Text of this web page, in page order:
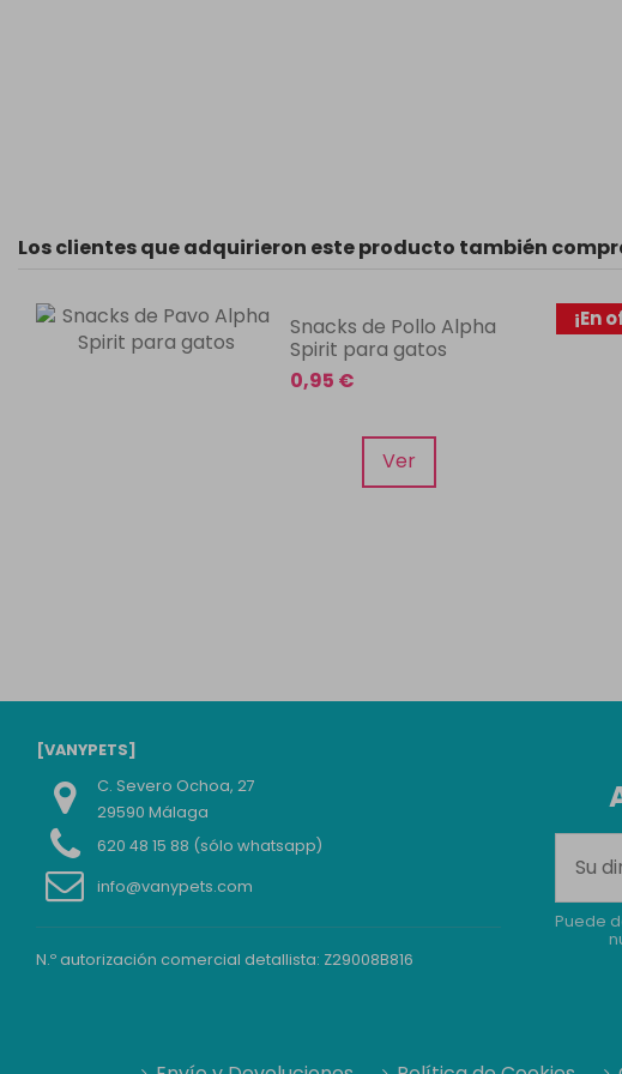
Los clientes que adquirieron este producto también
Snacks de Pollo Alpha
Spirit para gatos
0,95 €
Ver
¡En
[VANYPETS]
C. Severo Ochoa, 27
29590 Málaga
620 48 15 88 (sólo whatsapp)
info@vanypets.com
N.º autorización comercial detallista: Z29008B816
Puede